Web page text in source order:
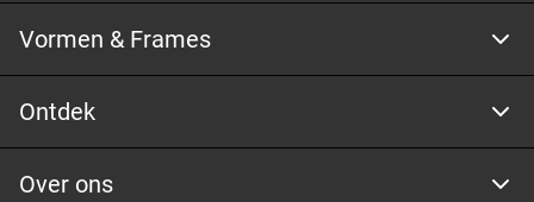
Vormen & Frames
Ontdek
Over ons